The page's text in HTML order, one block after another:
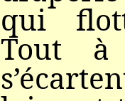
qui
Tout à